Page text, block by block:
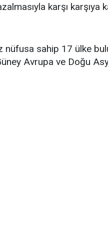
karşı karşıya
nüfusa sahip 17 ülke
Avrupa ve Doğu